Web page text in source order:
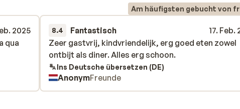
Am häufigsten gebucht von
2025
qua
qua
8.4 Fantastisch
17. Feb.
Zeer gastvrij, kindvriendelijk, erg goed eten zowel
ontbijt als diner. Alles erg schoon.
Zeer gastvrij, kindvriendelijk, erg goed eten zowel
ontbijt als diner. Alles erg schoon.
Ins Deutsche übersetzen (DE)
AnonymFreunde